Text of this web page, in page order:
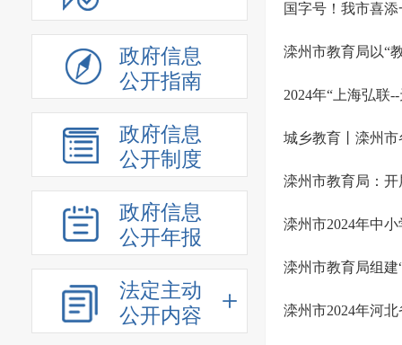
政府信息
公开指南
政府信息
公开制度
政府信息
公开年报
法定主动
公开内容
国字号！我市喜
滦州市教育局以“
2024年“上海弘联
城乡教育丨滦州
滦州市教育局：
滦州市2024年中
滦州市教育局组
滦州市2024年河